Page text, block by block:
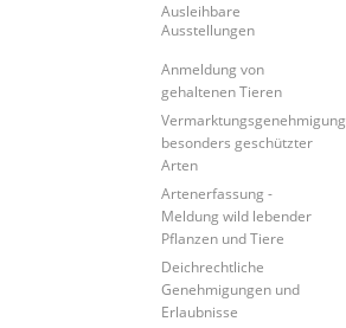
Ausleihbare
Ausstellungen
Anmeldung von
gehaltenen Tieren
Vermarktungsgenehmigung
besonders geschützter
Arten
Artenerfassung -
Meldung wild lebender
Pflanzen und Tiere
Deichrechtliche
Genehmigungen und
Erlaubnisse